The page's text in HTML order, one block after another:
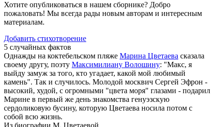
Хотите опубликоваться в нашем сборнике? Добро
пожаловать! Мы всегда рады новым авторам и интересным
материалам.
Добавить стихотворение
5 случайных фактов
Однажды на коктебельском пляже Марина Цветаева сказала
своему другу, поэту Максимилиану Волошину: "Макс, я
выйду замуж за того, кто угадает, какой мой любимый
камень". Так и случилось. Молодой москвич Сергей Эфрон -
высокий, худой, с огромными "цвета моря" глазами - подарил
Марине в первый же день знакомства генуэзскую
сердоликовую бусину, которую Цветаева носила потом с
собой всю жизнь.